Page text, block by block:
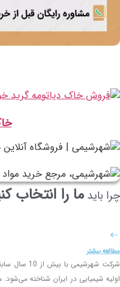
چرا باید ما را انتخاب
مطالعه بیشتر
شرکت